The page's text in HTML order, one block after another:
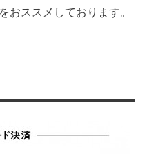
ススメしております。